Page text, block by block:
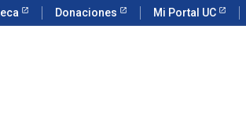
Donaciones Mi Portal UC